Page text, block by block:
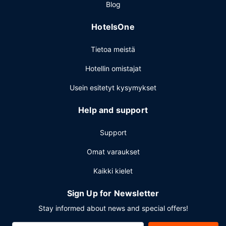
päiväsi nauttimalla muutama drinkki baarissa. Maksullinen
center, express-sisäänkirjautuminen ja
kuivapesula-/pesulapalvelut. Tämä hotelli tarjoaa
asiakkailleen 569 neliömetriä kokoustiloja, joihin kuuluu
konferenssikeskus ja kokoushuone. Asiakkaiden käytössä
on lentokenttäkuljetukset (saatavilla ympäri vuorokauden)
Blog
HotelsOne
Tietoa meistä
Hotellin omistajat
Usein esitetyt kysymykset
Help and support
Support
Omat varaukset
Kaikki kielet
Sign Up for Newsletter
Stay informed about news and special offers!